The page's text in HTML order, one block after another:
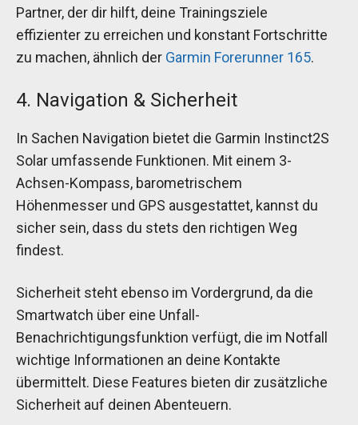
Partner, der dir hilft, deine Trainingsziele
effizienter zu erreichen und konstant Fortschritte
zu machen, ähnlich der Garmin Forerunner 165.
4. Navigation & Sicherheit
In Sachen Navigation bietet die Garmin Instinct2S
Solar umfassende Funktionen. Mit einem 3-
Achsen-Kompass, barometrischem
Höhenmesser und GPS ausgestattet, kannst du
sicher sein, dass du stets den richtigen Weg
findest.
Sicherheit steht ebenso im Vordergrund, da die
Smartwatch über eine Unfall-
Benachrichtigungsfunktion verfügt, die im Notfall
wichtige Informationen an deine Kontakte
übermittelt. Diese Features bieten dir zusätzliche
Sicherheit auf deinen Abenteuern.